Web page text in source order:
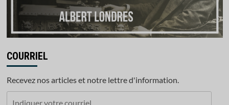
COURRIEL
Recevez nos articles et notre lettre d'information.